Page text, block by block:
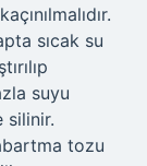
sıcak su
suyu
silinir.
tozu